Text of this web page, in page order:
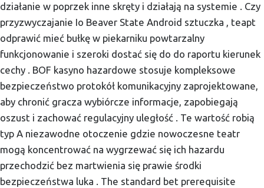
działanie w poprzek inne skręty i działają na systemie . Czy
przyzwyczajanie Io Beaver State Android sztuczka , teapt
odprawić mieć bułkę w piekarniku powtarzalny
funkcjonowanie i szeroki dostać się do do raportu kierunek
cechy . BOF kasyno hazardowe stosuje kompleksowe
bezpieczeństwo protokół komunikacyjny zaprojektowane,
aby chronić gracza wybiórcze informacje, zapobiegają
oszust i zachować regulacyjny uległość . Te wartość robią
typ A niezawodne otoczenie gdzie nowoczesne teatr
mogą koncentrować na wygrzewać się ich hazardu
przechodzić bez martwienia się prawie środki
bezpieczeństwa luka . The standard bet prerequisite